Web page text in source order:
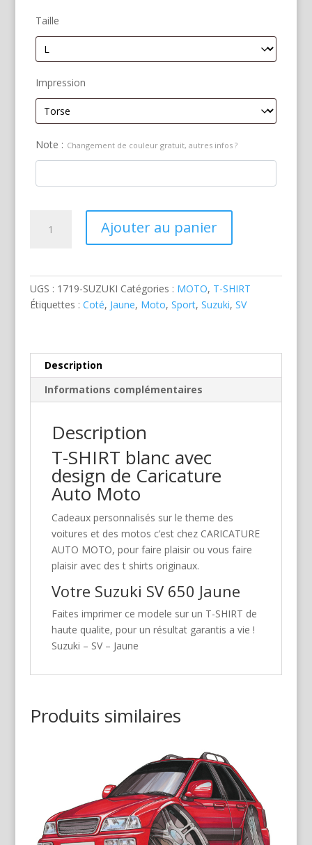
Taille
Impression
Note : Changement de couleur gratuit, autres infos ?
Jaune
Ajouter au panier
UGS : 1719-SUZUKI Catégories : MOTO, T-SHIRT
Étiquettes : Coté, Jaune, Moto, Sport, Suzuki, SV
Description
Informations complémentaires
Description
T-SHIRT blanc avec
design de Caricature
Auto Moto
Cadeaux personnalisés sur le theme des
voitures et des motos c’est chez CARICATURE
AUTO MOTO, pour faire plaisir ou vous faire
plaisir avec des t shirts originaux.
Votre Suzuki SV 650 Jaune
Faites imprimer ce modele sur un T-SHIRT de
haute qualite, pour un résultat garantis a vie !
Suzuki – SV – Jaune
Produits similaires